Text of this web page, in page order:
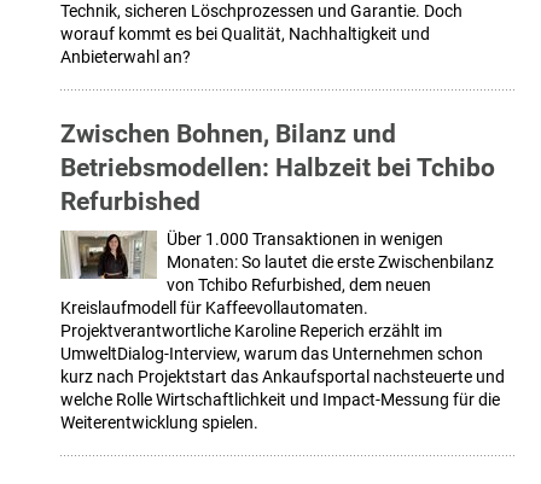
Technik, sicheren Löschprozessen und Garantie. Doch
worauf kommt es bei Qualität, Nachhaltigkeit und
Anbieterwahl an?
Zwischen Bohnen, Bilanz und
Betriebsmodellen: Halbzeit bei Tchibo
Refurbished
Über 1.000 Transaktionen in wenigen
Monaten: So lautet die erste Zwischenbilanz
von Tchibo Refurbished, dem neuen
Kreislaufmodell für Kaffeevollautomaten.
Projektverantwortliche Karoline Reperich erzählt im
UmweltDialog-Interview, warum das Unternehmen schon
kurz nach Projektstart das Ankaufsportal nachsteuerte und
welche Rolle Wirtschaftlichkeit und Impact-Messung für die
Weiterentwicklung spielen.